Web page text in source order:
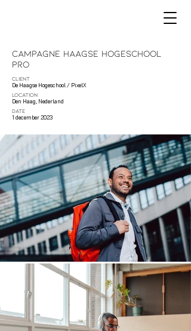
Campagne Haagse Hogeschool
Pro
CLIENT
De Haagse Hogeschool / PixelX
LOCATION
Den Haag, Nederland
DATE
1 december 2023